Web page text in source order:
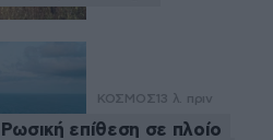
ΚΟΣΜΟΣ 13 λ. πριν
Ρωσική επίθεση σε πλοίο